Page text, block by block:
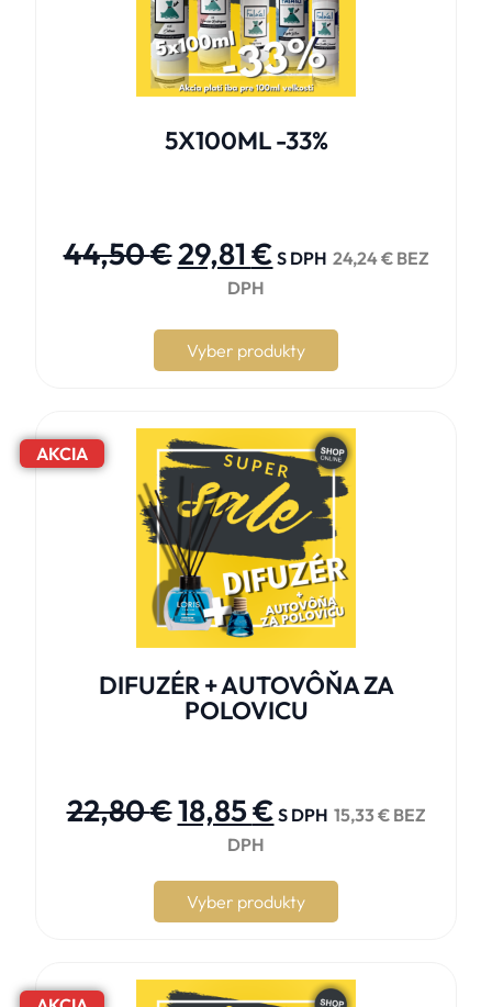
5X100ML -33%
44,50€29,81 € S DPH 24,24€BEZ
DPH
Vyber produkty
AKCIA
DIFUZÉR + AUTOVÔŇA ZA
POLOVICU
22,80€18,85€ S DPH 15,33 €BEZ
DPH
Vyber produkty